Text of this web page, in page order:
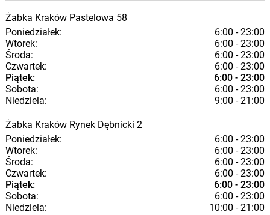
Żabka Kraków Pastelowa 58
Poniedziałek:
6:00 - 23:00
Wtorek:
6:00 - 23:00
Środa:
6:00 - 23:00
Czwartek:
6:00 - 23:00
Piątek:
6:00 - 23:00
Sobota:
6:00 - 23:00
Niedziela:
9:00 - 21:00
Żabka Kraków Rynek Dębnicki 2
Poniedziałek:
6:00 - 23:00
Wtorek:
6:00 - 23:00
Środa:
6:00 - 23:00
Czwartek:
6:00 - 23:00
Piątek:
6:00 - 23:00
Sobota:
6:00 - 23:00
Niedziela:
10:00 - 21:00